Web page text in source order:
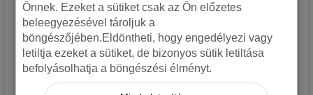
Önnek. Ezeket a sütiket csak az Ön előzetes
beleegyezésével tároljuk a
böngészőjében.Eldöntheti, hogy engedélyezi vagy
letiltja ezeket a sütiket, de bizonyos sütik letiltása
befolyásolhatja a böngészési élményt.